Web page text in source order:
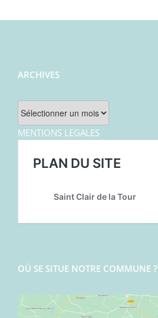
ARCHIVES
Archives
MENTIONS LEGALES
OÙ SE SITUE NOTRE COMMUNE ?